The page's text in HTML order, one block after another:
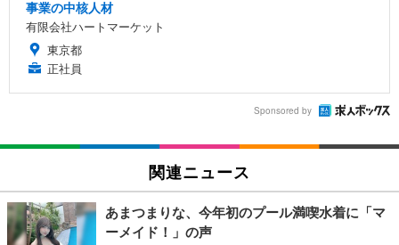
事業の中核人材
有限会社ハートマーケット
東京都
正社員
Sponsored by
関連ニュース
あまつまりな、今年初のプール満喫水着に「マ
ーメイド！」の声